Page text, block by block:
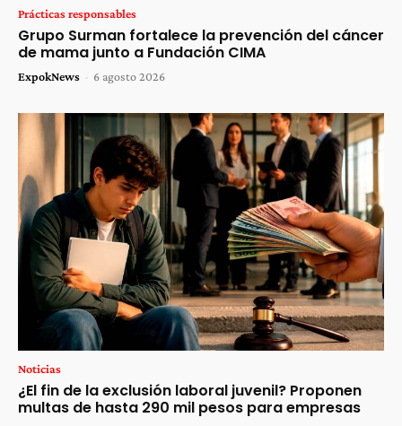
Prácticas responsables
Grupo Surman fortalece la prevención del cáncer
de mama junto a Fundación CIMA
ExpokNews - 6 agosto 2026
Noticias
¿El fin de la exclusión laboral juvenil? Proponen
multas de hasta 290 mil pesos para empresas